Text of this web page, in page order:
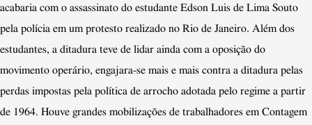
acabaria com o assassinato do estudante Edson Luis de Lima Souto
pela polícia em um protesto realizado no Rio de Janeiro. Além dos
estudantes, a ditadura teve de lidar ainda com a oposição do
movimento operário, engajara-se mais e mais contra a ditadura pelas
perdas impostas pela política de arrocho adotada pelo regime a partir
de 1964. Houve grandes mobilizações de trabalhadores em Contagem